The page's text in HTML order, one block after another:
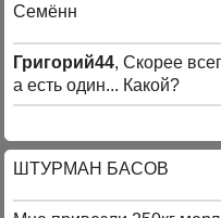
Семённ
Григорий44, Скорее
а есть один... Какой?
ШТУРМАН БАСОВ